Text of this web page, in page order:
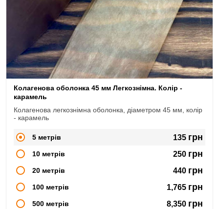
Колагенова оболонка 45 мм Легкознімна. Колір -
карамель
Колагенова легкознімна оболонка, діаметром 45 мм, колір
- карамель
5 метрів 135 грн
10 метрів 250 грн
20 метрів 440 грн
100 метрів 1,765 грн
500 метрів 8,350 грн